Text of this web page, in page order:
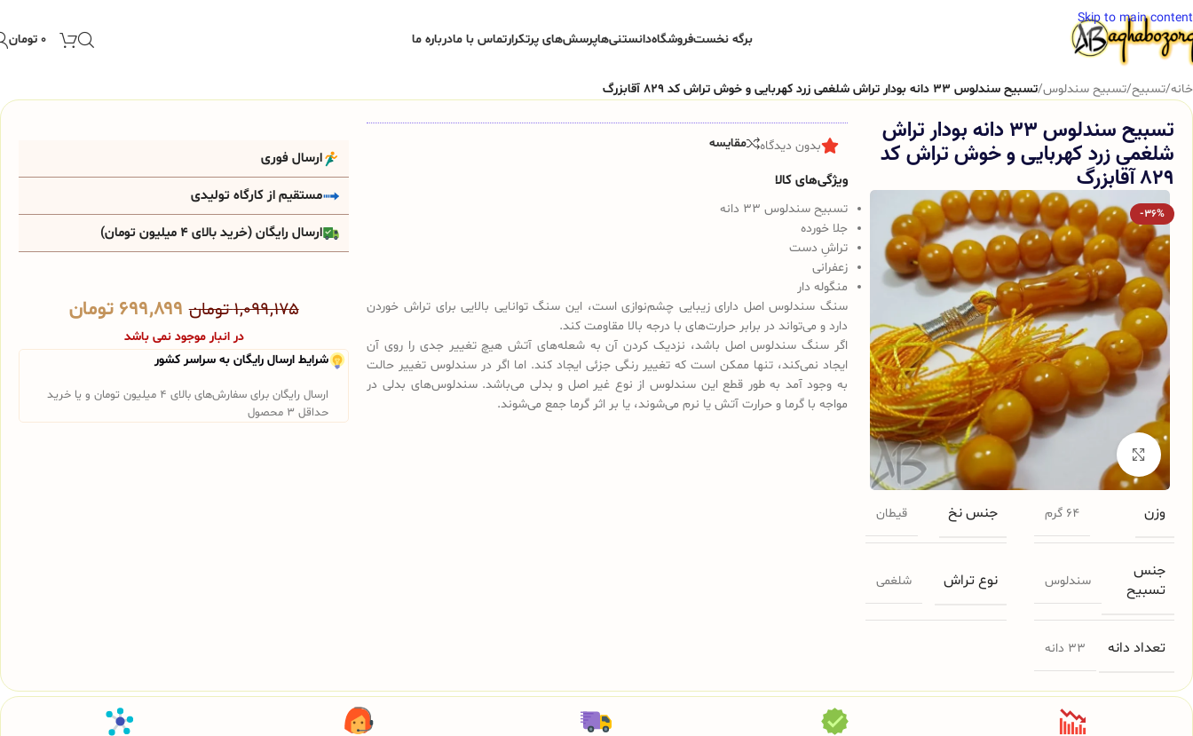
Skip to main content
برگه نخستفروشگاهدانستنی‌هاپرسش‌های پرتکرارتماس با مادرباره ما ۰ تومان
خانه/تسبیح/تسبیح سندلوس/تسبیح سندلوس 33 دانه بودار تراش شلغمی زرد کهربایی و خوش تراش کد 829 آقابزرگ
تسبیح سندلوس 33 دانه بودار تراش
شلغمی زرد کهربایی و خوش تراش کد
829 آقابزرگ
-36%
برای بزرگنمایی کلیک کنید
وزن 64 گرم جنس نخ قیطان
جنس
تسبیح
سندلوس نوع تراش شلغمی
تعداد دانه 33 دانه
بدون دیدگاه مقایسه
ویژگی‌های کالا
تسبیح سندلوس 33 دانه
جلا خورده
تراشِ دست
زعفرانی
منگوله دار
سنگ سندلوس اصل دارای زیبایی چشم‌نوازی است، این سنگ توانایی بالایی برای تراش خوردن
دارد و می‌تواند در برابر حرارت‌های با درجه بالا مقاومت کند.
اگر سنگ سندلوس اصل باشد، نزدیک کردن آن به شعله‌های آتش هیچ تغییر جدی را روی آن
ایجاد نمی‌کند، تنها ممکن است که تغییر رنگی جزئی ایجاد کند. اما اگر در سندلوس تغییر حالت
به وجود آمد به طور قطع این سندلوس از نوع غیر اصل و بدلی می‌باشد. سندلوس‌های بدلی در
مواجه با گرما و حرارت آتش یا نرم می‌شوند، یا بر اثر گرما جمع می‌شوند.
ارسال فوری
مستقیم از کارگاه تولیدی
ارسال رایگان (خرید بالای 4 میلیون تومان)
۱,۰۹۹,۱۷۵تومان ۶۹۹,۸۹۹ تومان
در انبار موجود نمی باشد
شرایط ارسال رایگان به سراسر کشور
ارسال رایگان برای سفارش‌های بالای 4 میلیون تومان و یا خرید
حداقل 3 محصول